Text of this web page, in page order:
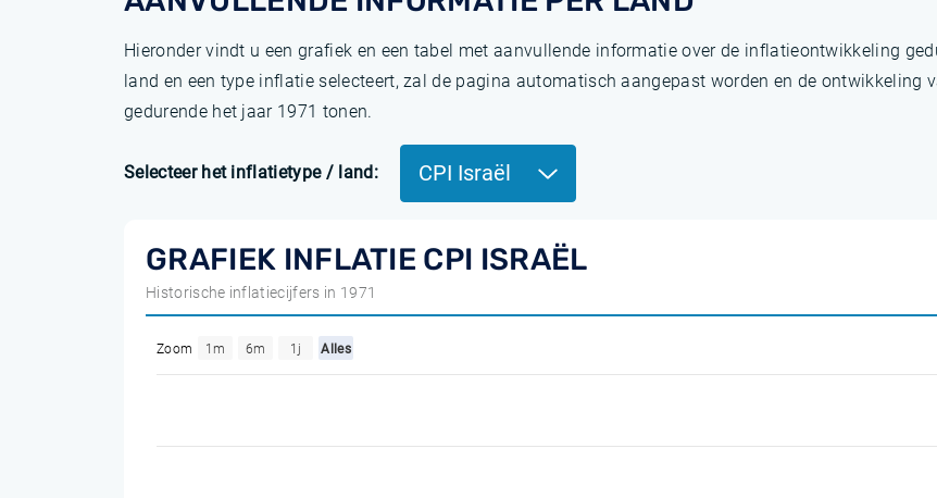
Hieronder vindt u een grafiek en een tabel met aanvullende informatie over de inflatieontwikkeling
land en een type inflatie selecteert, zal de pagina automatisch aangepast worden en de ontwikkeling
gedurende het jaar 1971 tonen.
Selecteer het inflatietype / land: CPI Israël
GRAFIEK INFLATIE CPI ISRAËL
Historische inflatiecijfers in 1971
Zoom 1m 6m 1j Alles